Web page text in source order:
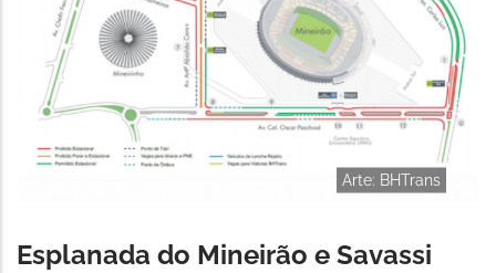
Arte: BHTrans
Esplanada do Mineirão e Savassi